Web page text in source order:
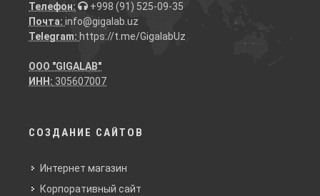
Телефон:
+998 (91) 525-09-35
Почта: info@gigalab.uz
Telegram: https://t.me/GigalabUz
ООО "GIGALAB"
ИНН: 305607007
СОЗДАНИЕ САЙТОВ
Интернет магазин
Корпоративный сайт